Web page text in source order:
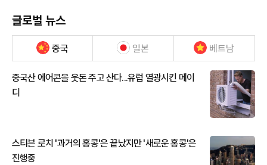
글로벌 뉴스
중국 일본 베트남
중국산 에어콘을 웃돈 주고 산다...유럽 열광시킨 메이
디
스티븐 로치 '과거의 홍콩'은 끝났지만 '새로운 홍콩'은
진행중